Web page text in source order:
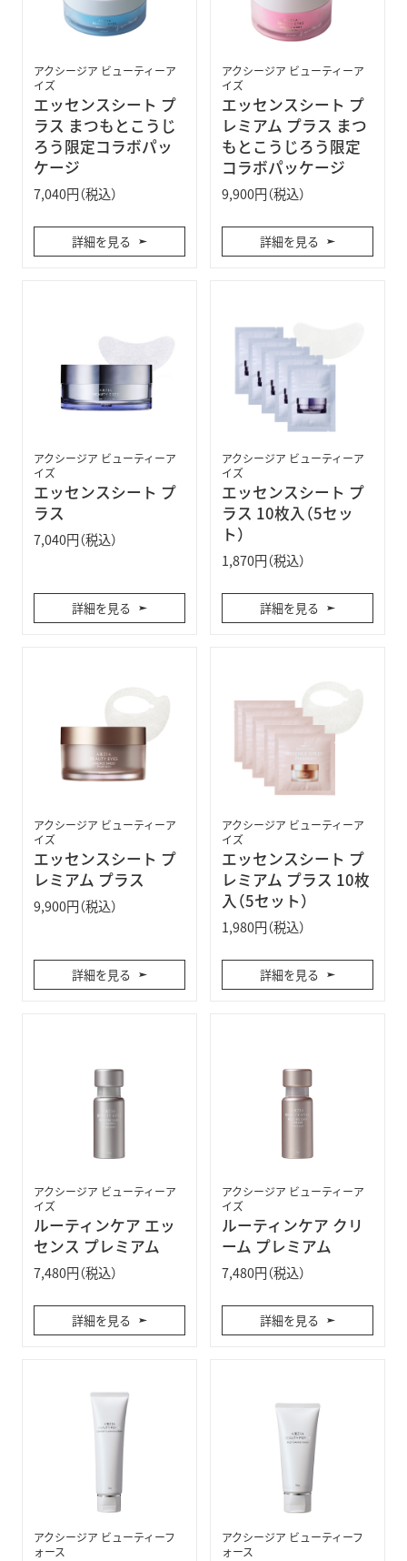
アクシージア ビューティーア
イズ
エッセンスシート プ
ラス まつもとこうじ
ろう限定コラボパッ
ケージ
7,040円（税込）
詳細を見る
アクシージア ビューティーア
イズ
エッセンスシート プ
レミアム プラス まつ
もとこうじろう限定
コラボパッケージ
9,900円（税込）
詳細を見る
アクシージア ビューティーア
イズ
エッセンスシート プ
ラス
7,040円（税込）
詳細を見る
アクシージア ビューティーア
イズ
エッセンスシート プ
ラス 10枚入（5セッ
ト）
1,870円（税込）
詳細を見る
アクシージア ビューティーア
イズ
エッセンスシート プ
レミアム プラス
9,900円（税込）
詳細を見る
アクシージア ビューティーア
イズ
エッセンスシート プ
レミアム プラス 10枚
入（5セット）
1,980円（税込）
詳細を見る
アクシージア ビューティーア
イズ
ルーティンケア エッ
センス プレミアム
7,480円（税込）
詳細を見る
アクシージア ビューティーア
イズ
ルーティンケア クリ
ーム プレミアム
7,480円（税込）
詳細を見る
アクシージア ビューティーフ
ォース
アクシージア ビューティーフ
ォース